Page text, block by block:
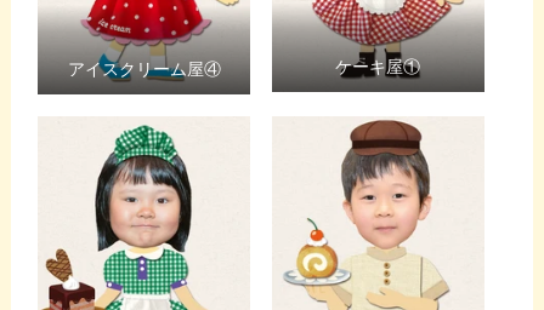
アイスクリーム屋④ ケーキ屋①